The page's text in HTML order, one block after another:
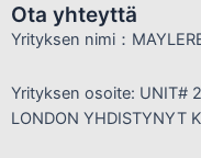
Ota yhteyttä
Yrityksen nimi：
Yrityksen osoite: UNIT#
LONDON YHDISTYNYT